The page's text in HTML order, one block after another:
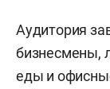
Аудитория
бизнесмены,
еды и